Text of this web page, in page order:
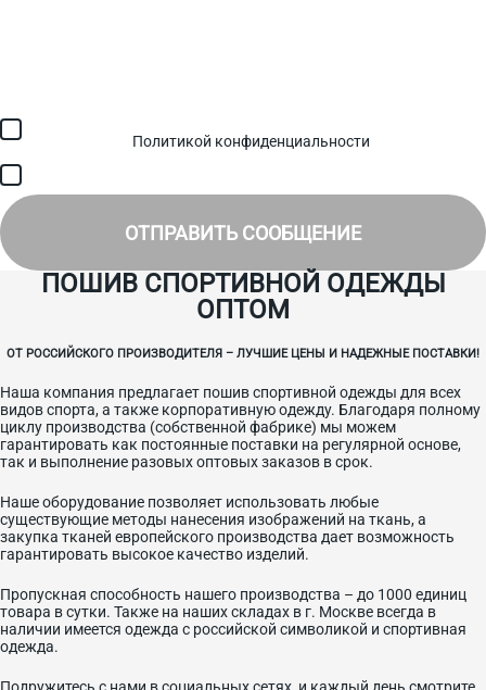
Политикой конфиденциальности
ОТПРАВИТЬ СООБЩЕНИЕ
ПОШИВ СПОРТИВНОЙ ОДЕЖДЫ
ОПТОМ
ОТ РОССИЙСКОГО ПРОИЗВОДИТЕЛЯ – ЛУЧШИЕ ЦЕНЫ И НАДЕЖНЫЕ ПОСТАВКИ!
Наша компания предлагает пошив спортивной одежды для всех
видов спорта, а также корпоративную одежду. Благодаря полному
циклу производства (собственной фабрике) мы можем
гарантировать как постоянные поставки на регулярной основе,
так и выполнение разовых оптовых заказов в срок.
Наше оборудование позволяет использовать любые
существующие методы нанесения изображений на ткань, а
закупка тканей европейского производства дает возможность
гарантировать высокое качество изделий.
Пропускная способность нашего производства – до 1000 единиц
товара в сутки. Также на наших складах в г. Москве всегда в
наличии имеется одежда с российской символикой и спортивная
одежда.